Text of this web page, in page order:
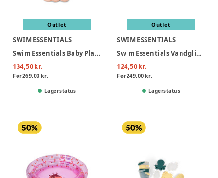
Outlet
SWIM ESSENTIALS
Swim Essentials Baby Plaskestol Med Skygge - Mermaid Bubbles
134,50 kr.
Før269,00 kr.
Lagerstatus
Outlet
SWIM ESSENTIALS
Swim Essentials Vandglidebane 550 cm - Crocodile
124,50 kr.
Før249,00 kr.
Lagerstatus